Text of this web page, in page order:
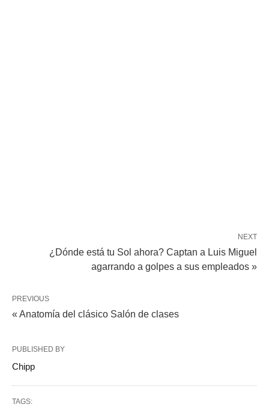
NEXT
¿Dónde está tu Sol ahora? Captan a Luis Miguel
agarrando a golpes a sus empleados »
PREVIOUS
« Anatomía del clásico Salón de clases
PUBLISHED BY
Chipp
TAGS: